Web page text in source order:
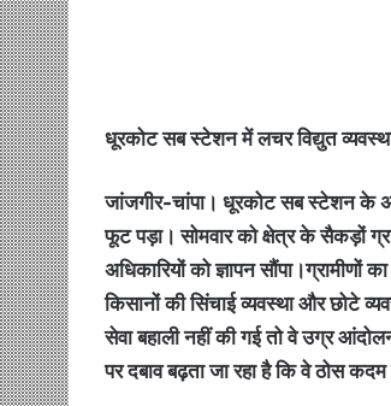
धूरकोट सब स्टेशन में लचर विद्युत
जांजगीर-चांपा। धूरकोट सब स्टेशन के
फूट पड़ा। सोमवार को क्षेत्र के सैकड़ों
अधिकारियों को ज्ञापन
किसानों की सिंचाई व्यवस्था और छोटे
सेवा बहाली नहीं की गई तो वे उग्र
पर दबाव बढ़ता जा रहा है कि वे ठोस कदम